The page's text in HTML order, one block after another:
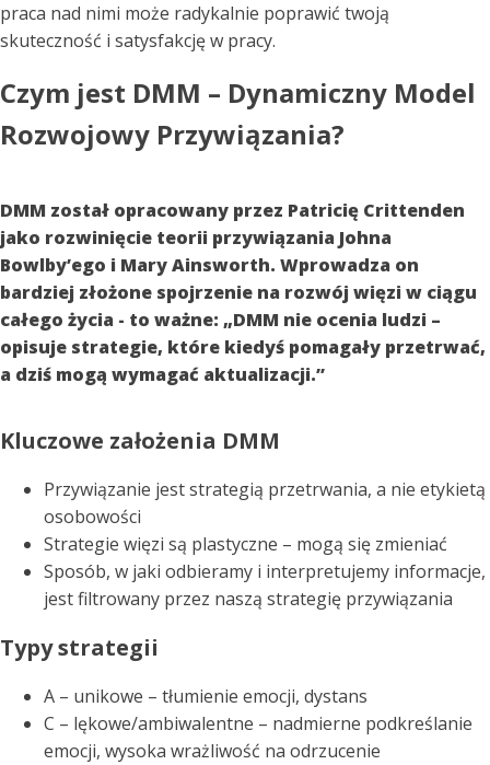
praca nad nimi może radykalnie poprawić twoją
skuteczność i satysfakcję w pracy.
Czym jest DMM – Dynamiczny Model
Rozwojowy Przywiązania?
DMM został opracowany przez Patricię Crittenden
jako rozwinięcie teorii przywiązania Johna
Bowlby’ego i Mary Ainsworth. Wprowadza on
bardziej złożone spojrzenie na rozwój więzi w ciągu
całego życia - to ważne: „DMM nie ocenia ludzi –
opisuje strategie, które kiedyś pomagały przetrwać,
a dziś mogą wymagać aktualizacji.”
Kluczowe założenia DMM
Przywiązanie jest strategią przetrwania, a nie etykietą
osobowości
Strategie więzi są plastyczne – mogą się zmieniać
Sposób, w jaki odbieramy i interpretujemy informacje,
jest filtrowany przez naszą strategię przywiązania
Typy strategii
A – unikowe – tłumienie emocji, dystans
C – lękowe/ambiwalentne – nadmierne podkreślanie
emocji, wysoka wrażliwość na odrzucenie